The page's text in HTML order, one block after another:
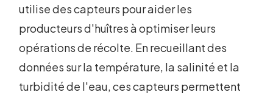
utilise des capteurs pour aider les
producteurs d'huîtres à optimiser leurs
opérations de récolte. En recueillant des
données sur la température, la salinité et la
turbidité de l'eau, ces capteurs permettent